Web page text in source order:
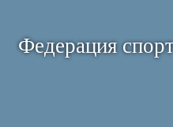
Федерация